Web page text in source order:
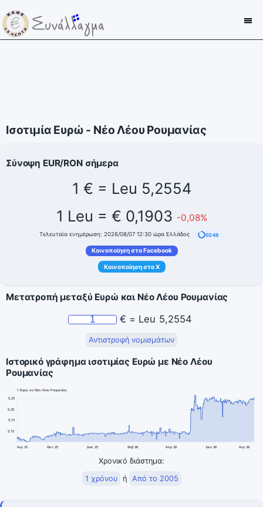
Ισοτιμία Ευρώ - Νέο Λέου Ρουμανίας
Σύνοψη EUR/RON σήμερα
1 € = Leu 5,2554
1 Leu = € 0,1903 -0,08%
Τελευταία ενημέρωση: 2026/08/07 12:30 ώρα Ελλάδος 02:48
Κοινοποίηση στο Facebook
Κοινοποίηση στο X
Μετατροπή μεταξύ Ευρώ και Νέο Λέου Ρουμανίας
€ = Leu 5,2554
Αντιστροφή νομισμάτων
Ιστορικό γράφημα ισοτιμίας Ευρώ με Νέο Λέου
Ρουμανίας
5,10
5,15
5,20
5,25
Αυγ 25 Οκτ 25 Δεκ 25 Φεβ 26 Απρ 26 Ιουν 26 Αυγ 26
1 Ευρώ σε Νέο Λέου Ρουμανίας
Χρονικό διάστημα:
1 χρόνου
ή Από το 2005